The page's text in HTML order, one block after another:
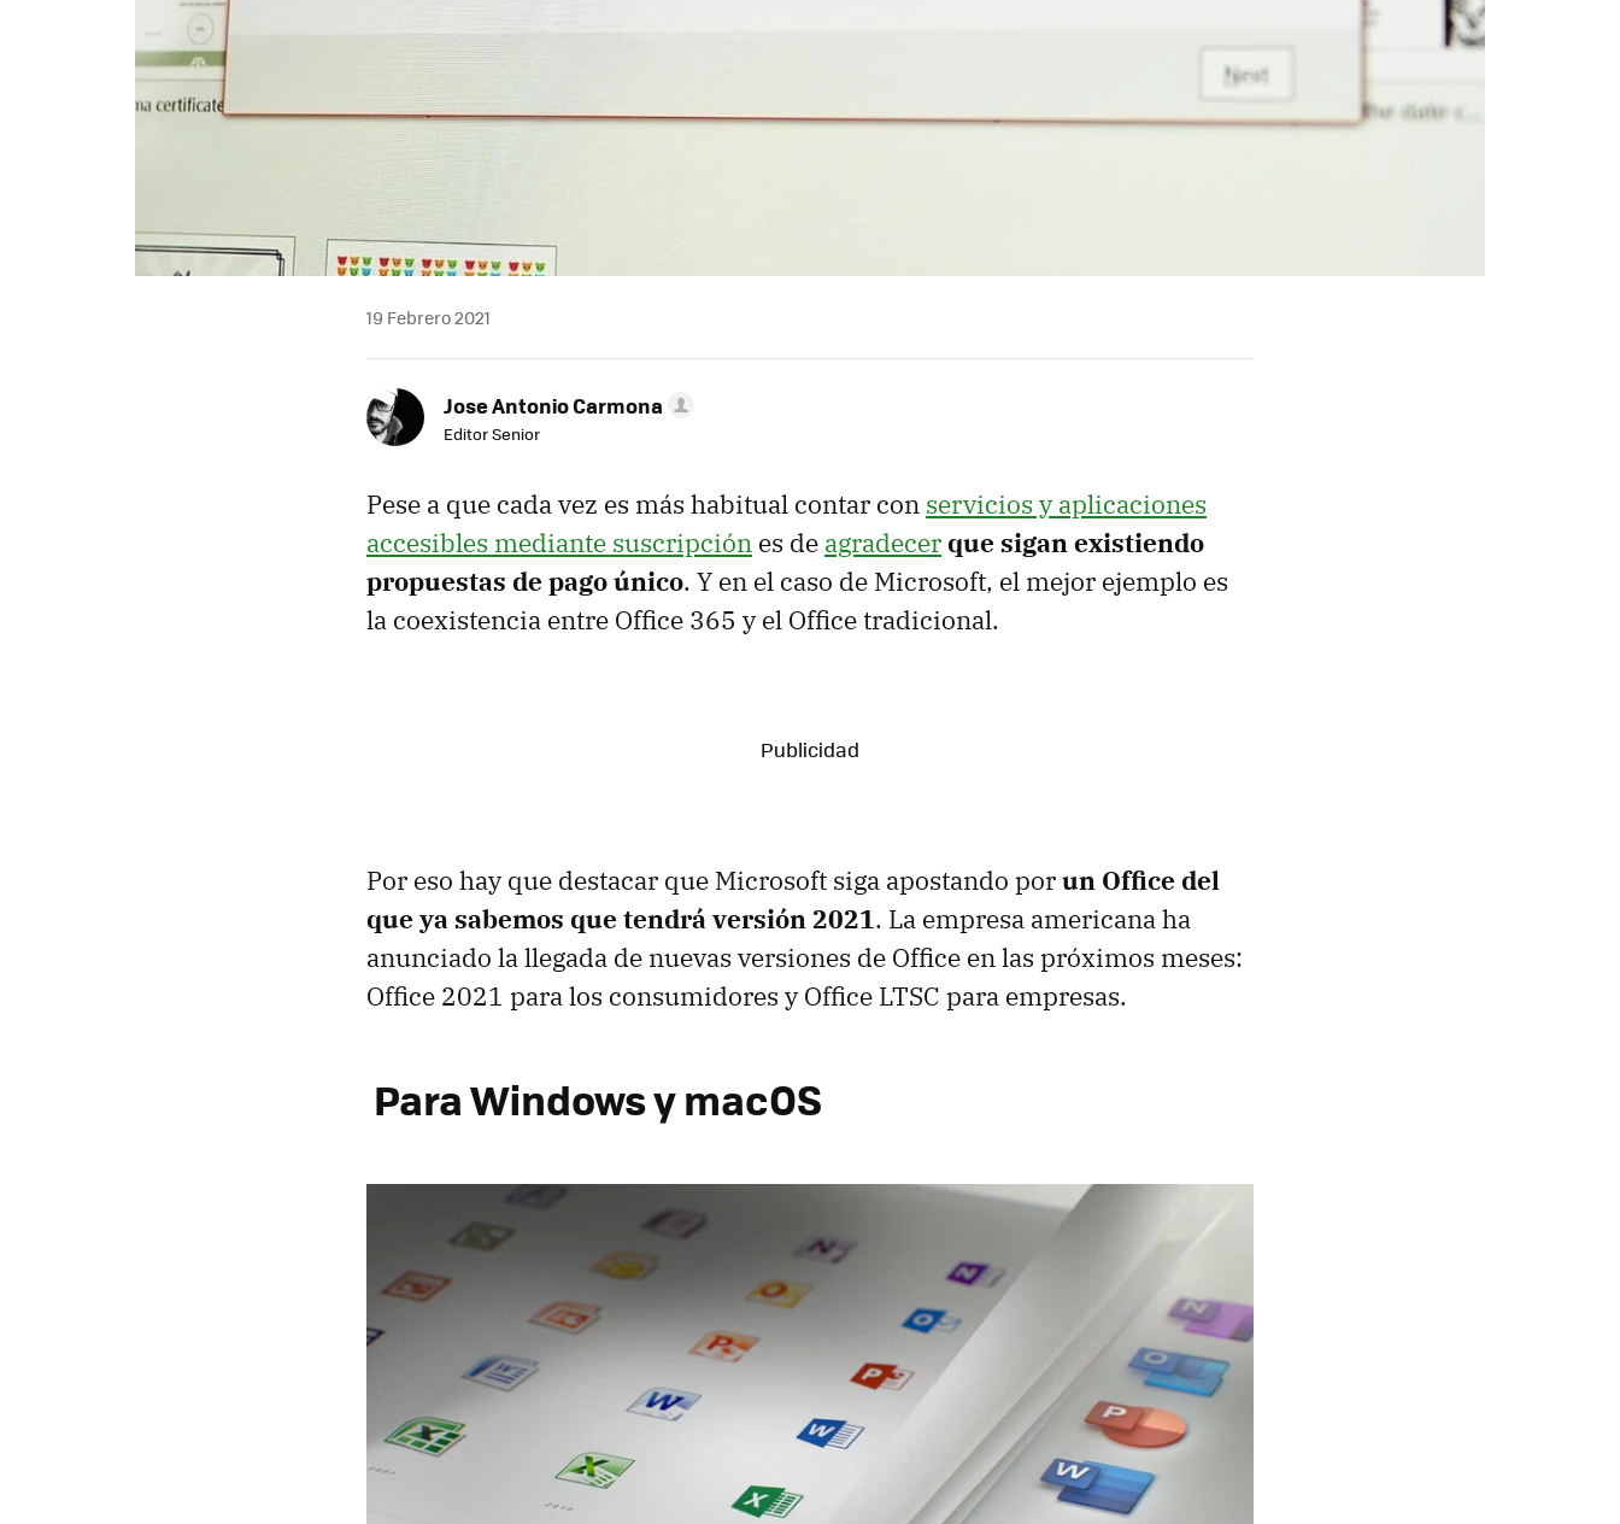
19 Febrero 2021
Jose Antonio Carmona
Editor Senior
Pese a que cada vez es más habitual contar con servicios y aplicaciones
accesibles mediante suscripción es de agradecerque sigan existiendo
propuestas de pago único. Y en el caso de Microsoft, el mejor ejemplo es
la coexistencia entre Office 365 y el Office tradicional.
Por eso hay que destacar que Microsoft siga apostando porun Office del
que ya sabemos que tendrá versión 2021. La empresa americana ha
anunciado la llegada de nuevas versiones de Office en las próximos meses:
Office 2021 para los consumidores y Office LTSC para empresas.
Para Windows y macOS